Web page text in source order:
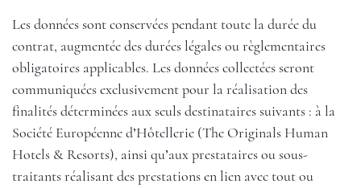
Les données sont conservées pendant toute la durée du
contrat, augmentée des durées légales ou règlementaires
obligatoires applicables. Les données collectées seront
communiquées exclusivement pour la réalisation des
finalités déterminées aux seuls destinataires suivants : à la
Société Européenne d’Hôtellerie (The Originals Human
Hotels & Resorts), ainsi qu’aux prestataires ou sous-
traitants réalisant des prestations en lien avec tout ou